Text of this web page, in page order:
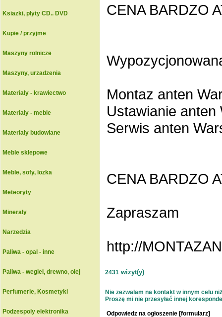
Ksiazki, plyty CD.. DVD
Kupie / przyjme
Maszyny rolnicze
Maszyny, urzadzenia
Materialy - krawiectwo
Materialy - meble
Materialy budowlane
Meble sklepowe
Meble, sofy, lozka
Meteoryty
Mineraly
Narzedzia
Paliwa - opal - inne
Paliwa - wegiel, drewno, olej
Perfumerie, Kosmetyki
Podzespoly elektronika
CENA BARDZO
Montaz anten
Ustawianie anten
Serwis anten
CENA BARDZO
Zapraszam
http://
2431 wizyt(y)
Nie zezwalam na kontakt w innym celu
Proszę mi nie przesyłać innej
Odpowiedz na ogłoszenie [formularz]